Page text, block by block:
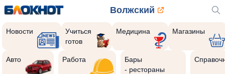
Волжский
Новости
Учиться
готов
Медицина Магазины
Авто Работа
Бары
- рестораны